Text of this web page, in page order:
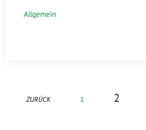
Allgemein
ZURÜCK 1 2